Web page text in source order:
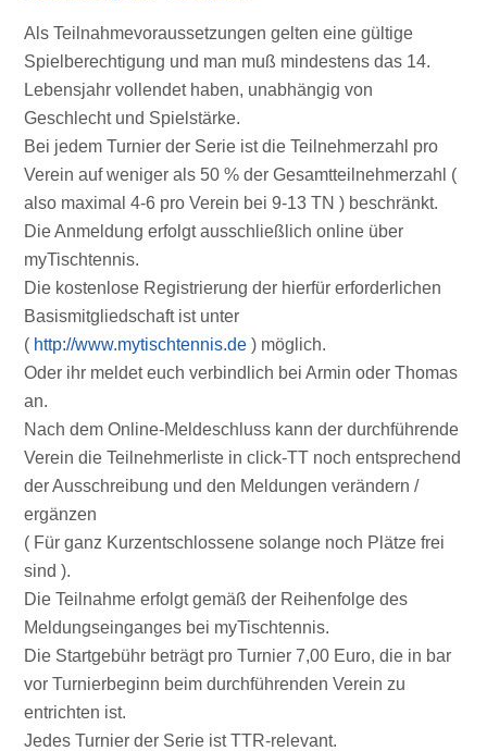
Als Teilnahmevoraussetzungen gelten eine gültige
Spielberechtigung und man muß mindestens das 14.
Lebensjahr vollendet haben, unabhängig von
Geschlecht und Spielstärke.
Bei jedem Turnier der Serie ist die Teilnehmerzahl pro
Verein auf weniger als 50 % der Gesamtteilnehmerzahl (
also maximal 4-6 pro Verein bei 9-13 TN ) beschränkt.
Die Anmeldung erfolgt ausschließlich online über
myTischtennis.
Die kostenlose Registrierung der hierfür erforderlichen
Basismitgliedschaft ist unter
( http://www.mytischtennis.de ) möglich.
Oder ihr meldet euch verbindlich bei Armin oder Thomas
an.
Nach dem Online-Meldeschluss kann der durchführende
Verein die Teilnehmerliste in click-TT noch entsprechend
der Ausschreibung und den Meldungen verändern /
ergänzen
( Für ganz Kurzentschlossene solange noch Plätze frei
sind ).
Die Teilnahme erfolgt gemäß der Reihenfolge des
Meldungseinganges bei myTischtennis.
Die Startgebühr beträgt pro Turnier 7,00 Euro, die in bar
vor Turnierbeginn beim durchführenden Verein zu
entrichten ist.
Jedes Turnier der Serie ist TTR-relevant.